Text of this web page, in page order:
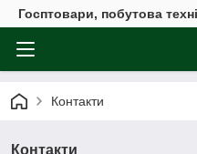
Госптовари, побутова
Контакти
Контакти